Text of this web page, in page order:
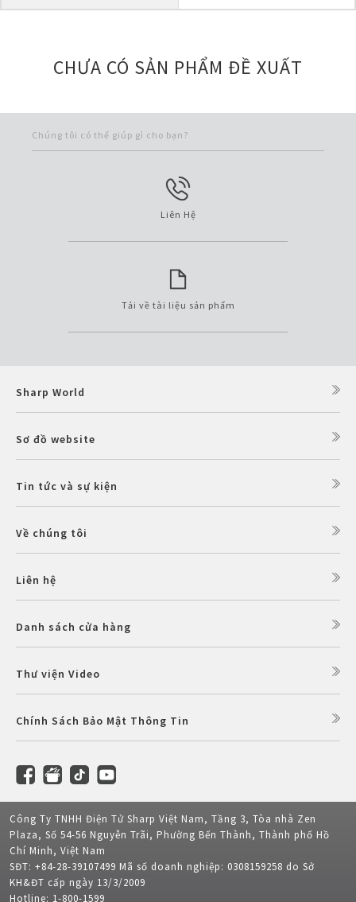
CHƯA CÓ SẢN PHẨM ĐỀ XUẤT
Chúng tôi có thể giúp gì cho bạn?
Liên Hệ
Tải về tài liệu sản phẩm
Sharp World
Sơ đồ website
Tin tức và sự kiện
Về chúng tôi
Liên hệ
Danh sách cửa hàng
Thư viện Video
Chính Sách Bảo Mật Thông Tin
Công Ty TNHH Điện Tử Sharp Việt Nam, Tầng 3, Tòa nhà Zen
Plaza, Số 54-56 Nguyễn Trãi, Phường Bến Thành, Thành phố Hồ
Chí Minh, Việt Nam
SĐT: +84-28-39107499 Mã số doanh nghiệp: 0308159258 do Sở
KH&ĐT cấp ngày 13/3/2009
Hotline: 1-800-1599